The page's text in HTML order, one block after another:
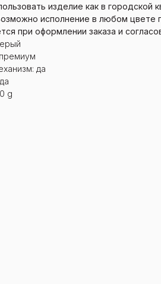
изделие как в городской
исполнение в любом
при оформлении заказа и
да
g